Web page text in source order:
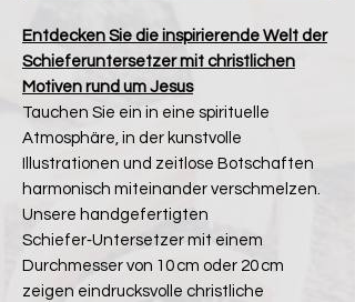
Entdecken Sie die inspirierende Welt der
Schieferuntersetzer mit christlichen
Motiven rund um Jesus
Tauchen Sie ein in eine spirituelle
Atmosphäre, in der kunstvolle
Illustrationen und zeitlose Botschaften
harmonisch miteinander verschmelzen.
Unsere handgefertigten
Schiefer‑Untersetzer mit einem
Durchmesser von 10 cm oder 20 cm
zeigen eindrucksvolle christliche